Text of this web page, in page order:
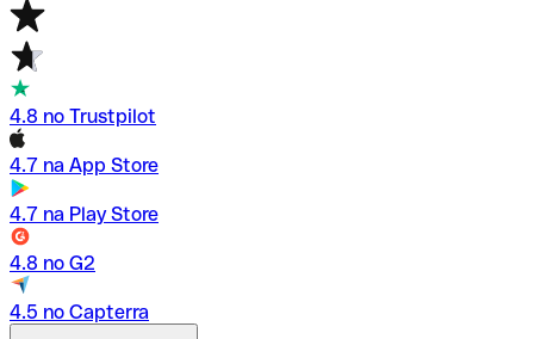
4.8 no Trustpilot
4.7 na App Store
4.7 na Play Store
4.8 no G2
4.5 no Capterra